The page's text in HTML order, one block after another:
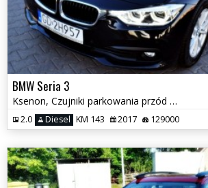
BMW Seria 3
Ksenon, Czujniki parkowania przód i tył, Nawigacja
2.0 Diesel KM 143 2017 129000